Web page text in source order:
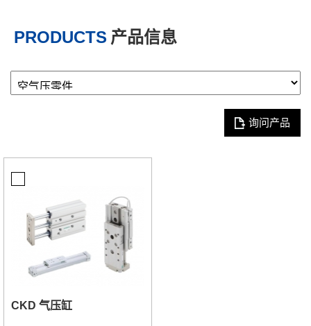
PRODUCTS 产品信息
询问产品
CKD 气压缸